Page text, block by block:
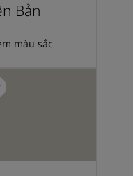
Bản
màu sắc